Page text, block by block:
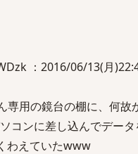
：2016/06/13(月
専用の鏡台の棚に、何故
コンに差し込んでデー
わえていたwww